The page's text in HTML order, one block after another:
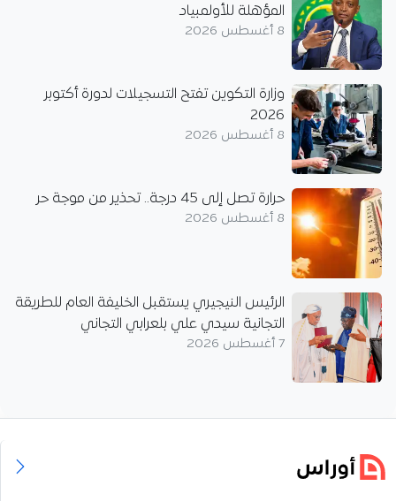
المؤهلة للأولمبياد
8 أغسطس 2026
وزارة التكوين تفتح التسجيلات لدورة أكتوبر
2026
8 أغسطس 2026
حرارة تصل إلى 45 درجة.. تحذير من موجة حر
8 أغسطس 2026
الرئيس النيجيري يستقبل الخليفة العام للطريقة
التجانية سيدي علي بلعرابي التجاني
7 أغسطس 2026